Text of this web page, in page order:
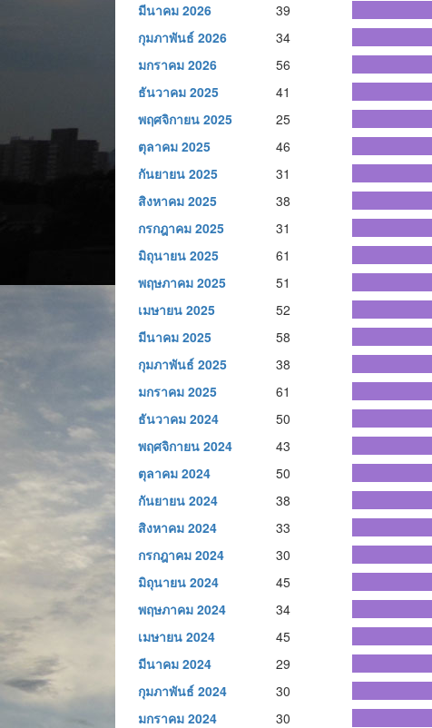
มีนาคม 2026
39
กุมภาพันธ์ 2026
34
มกราคม 2026
56
ธันวาคม 2025
41
พฤศจิกายน 2025
25
ตุลาคม 2025
46
กันยายน 2025
31
สิงหาคม 2025
38
กรกฎาคม 2025
31
มิถุนายน 2025
61
พฤษภาคม 2025
51
เมษายน 2025
52
มีนาคม 2025
58
กุมภาพันธ์ 2025
38
มกราคม 2025
61
ธันวาคม 2024
50
พฤศจิกายน 2024
43
ตุลาคม 2024
50
กันยายน 2024
38
สิงหาคม 2024
33
กรกฎาคม 2024
30
มิถุนายน 2024
45
พฤษภาคม 2024
34
เมษายน 2024
45
มีนาคม 2024
29
กุมภาพันธ์ 2024
30
มกราคม 2024
30